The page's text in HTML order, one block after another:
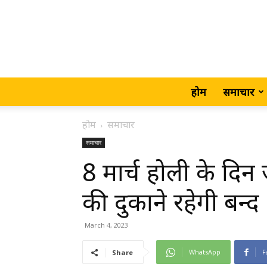
होम समाचार
होम समाचार
समाचार
8 मार्च होली के
की दुकाने रहेगी बन्द
March 4, 2023
Share WhatsApp